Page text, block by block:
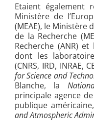
Etaient également
Ministère de
(MEAE), le Ministère
de la Recherche
Recherche (ANR)
dont les
(CNRS, IRD, INRAE,
for Science and
Blanche, la
principale agence
publique
and Atmospheric